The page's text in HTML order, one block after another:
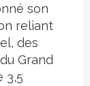
son
reliant
des
Grand
3,5